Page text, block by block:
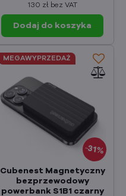
130 zł bez VAT
Dodaj do koszyka
31%
MEGAWYPRZEDAŻ
Cubenest Magnetyczny
bezprzewodowy
powerbank S1B1 czarny